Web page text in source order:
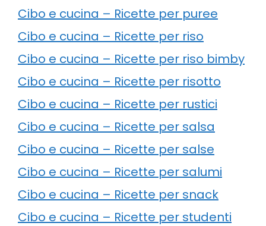
Cibo e cucina – Ricette per puree
Cibo e cucina – Ricette per riso
Cibo e cucina – Ricette per riso bimby
Cibo e cucina – Ricette per risotto
Cibo e cucina – Ricette per rustici
Cibo e cucina – Ricette per salsa
Cibo e cucina – Ricette per salse
Cibo e cucina – Ricette per salumi
Cibo e cucina – Ricette per snack
Cibo e cucina – Ricette per studenti